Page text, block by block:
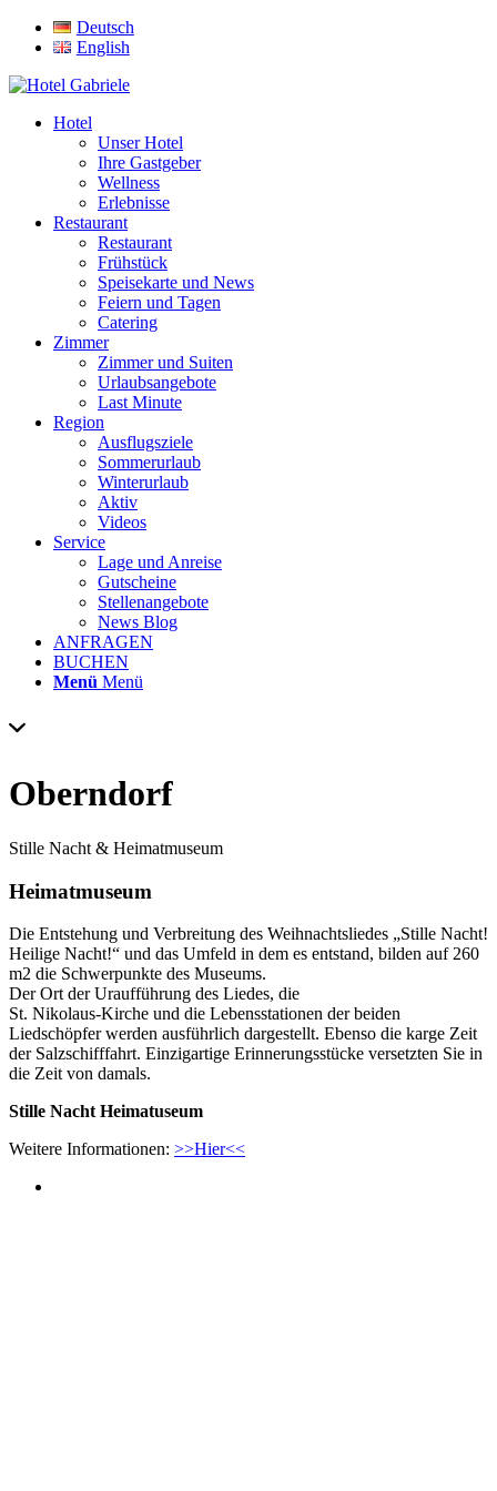
Deutsch
English
Hotel
Unser Hotel
Ihre Gastgeber
Wellness
Erlebnisse
Restaurant
Restaurant
Frühstück
Speisekarte und News
Feiern und Tagen
Catering
Zimmer
Zimmer und Suiten
Urlaubsangebote
Last Minute
Region
Ausflugsziele
Sommerurlaub
Winterurlaub
Aktiv
Videos
Service
Lage und Anreise
Gutscheine
Stellenangebote
News Blog
ANFRAGEN
BUCHEN
Menü Menü
Oberndorf
Stille Nacht & Heimatmuseum
Heimatmuseum
Die Entstehung und Verbreitung des Weihnachtsliedes „Stille Nacht!
Heilige Nacht!“ und das Umfeld in dem es entstand, bilden auf 260
m2 die Schwerpunkte des Museums.
Der Ort der Uraufführung des Liedes, die
St. Nikolaus-Kirche und die Lebensstationen der beiden
Liedschöpfer werden ausführlich dargestellt. Ebenso die karge Zeit
der Salzschifffahrt. Einzigartige Erinnerungsstücke versetzten Sie in
die Zeit von damals.
Stille Nacht Heimatuseum
Weitere Informationen: >>Hier<<